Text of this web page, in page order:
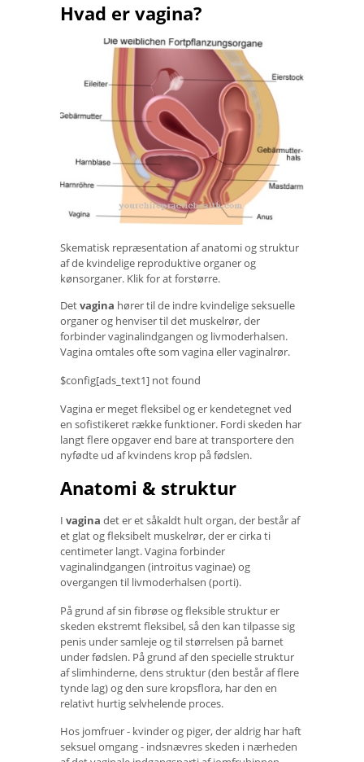
Hvad er vagina?
Skematisk repræsentation af anatomi og struktur
af de kvindelige reproduktive organer og
kønsorganer. Klik for at forstørre.
Detvagina hører til de indre kvindelige seksuelle
organer og henviser til det muskelrør, der
forbinder vaginalindgangen og livmoderhalsen.
Vagina omtales ofte som vagina eller vaginalrør.
$config[ads_text1] not found
Vagina er meget fleksibel og er kendetegnet ved
en sofistikeret række funktioner. Fordi skeden har
langt flere opgaver end bare at transportere den
nyfødte ud af kvindens krop på fødslen.
Anatomi & struktur
I vagina det er et såkaldt hult organ, der består af
et glat og fleksibelt muskelrør, der er cirka ti
centimeter langt. Vagina forbinder
vaginalindgangen (introitus vaginae) og
overgangen til livmoderhalsen (porti).
På grund af sin fibrøse og fleksible struktur er
skeden ekstremt fleksibel, så den kan tilpasse sig
penis under samleje og til størrelsen på barnet
under fødslen. På grund af den specielle struktur
af slimhinderne, dens struktur (den består af flere
tynde lag) og den sure kropsflora, har den en
relativt hurtig selvhelende proces.
Hos jomfruer - kvinder og piger, der aldrig har haft
seksuel omgang - indsnævres skeden i nærheden